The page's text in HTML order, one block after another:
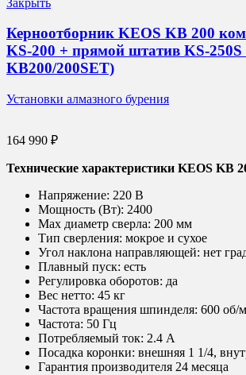
Керноотборник KEOS KB 200
KS-200 + прямой штатив KS-250S
KB200/200SET)
Установки алмазного бурения
164 990 ₽
Технические характеристики KEOS KB
Напряжение: 220 В
Мощность (Вт): 2400
Max диаметр сверла: 200 мм
Тип сверления: мокрое и сухое
Угол наклона направляющей: нет
Плавный пуск: есть
Регулировка оборотов: да
Вес нетто: 45 кг
Частота вращения шпинделя: 600 об/
Частота: 50 Гц
Потребляемый ток: 2.4 А
Посадка коронки: внешняя 1 1/4,
Гарантия производителя 24 месяца